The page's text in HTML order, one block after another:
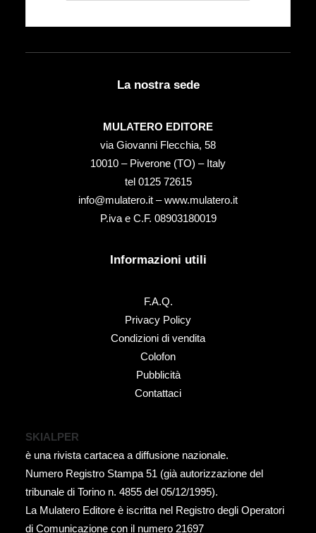
La nostra sede
MULATERO EDITORE
via Giovanni Flecchia, 58
10010 – Piverone (TO) – Italy
tel ‭0125 72615‬
info@mulatero.it –www.mulatero.it
P.iva e C.F. 08903180019
Informazioni utili
F.A.Q.
Privacy Policy
Condizioni di vendita
Colofon
Pubblicità
Contattaci
SKIALPER
è una rivista cartacea a diffusione nazionale.
Numero Registro Stampa 51 (già autorizzazione del
tribunale di Torino n. 4855 del 05/12/1995).
La Mulatero Editore è iscritta nel Registro degli Operatori
di Comunicazione con il numero 21697